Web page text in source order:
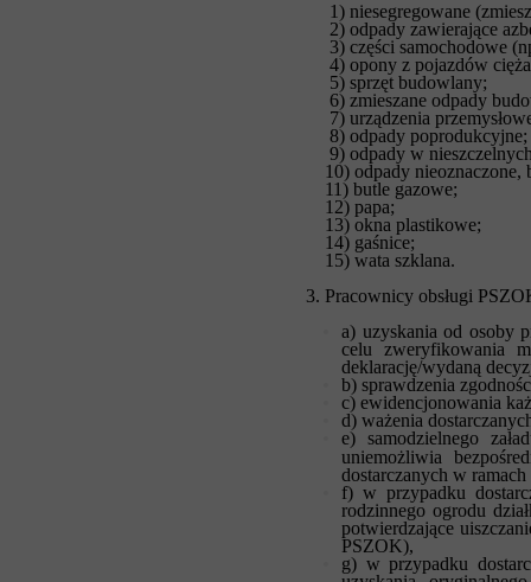
1) niesegregowane
2) odpady zawierające
3) części samochodowe
4) opony z pojazdów
5) sprzęt budowlany;
6) zmieszane odpady
7) urządzenia
8) odpady poprodukcyjne;
9) odpady w
10) odpady nieoznaczone,
11) butle gazowe;
12) papa;
13) okna plastikowe;
14) gaśnice;
15) wata szklana.
3. Pracownicy obsługi
a) uzyskania od osoby
celu zweryfikowania
deklarację/wydaną
b) sprawdzenia
c) ewidencjonowania
d) ważenia
e) samodzielnego
uniemożliwia
dostarczanych w
f) w przypadku
rodzinnego ogrodu
potwierdzające
PSZOK),
g) w przypadku